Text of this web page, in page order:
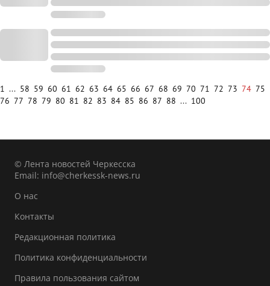
1 ... 58 59 60 61 62 63 64 65 66 67 68 69 70 71 72 73 74 75
76 77 78 79 80 81 82 83 84 85 86 87 88 ... 100
© Лента новостей Черкесска
Email: info@cherkessk-news.ru
О нас
Контакты
Редакционная политика
Политика конфиденциальности
Правила пользования сайтом